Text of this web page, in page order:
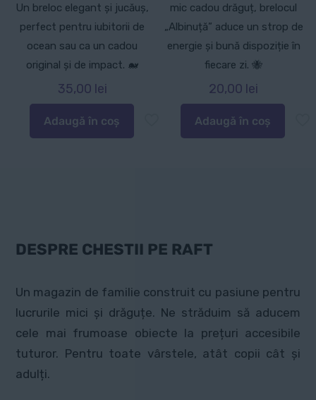
Un breloc elegant și jucăuș,
perfect pentru iubitorii de
ocean sau ca un cadou
original și de impact. 🐋
35,00 lei
Adaugă în coș
mic cadou drăguț, brelocul
„Albinuță” aduce un strop de
energie și bună dispoziție în
fiecare zi. 🐝
20,00 lei
Adaugă în coș
DESPRE CHESTII PE RAFT
Un magazin de familie construit cu pasiune pentru
lucrurile mici și drăguțe. Ne străduim să aducem
cele mai frumoase obiecte la prețuri accesibile
tuturor. Pentru toate vârstele, atât copii cât și
adulți.